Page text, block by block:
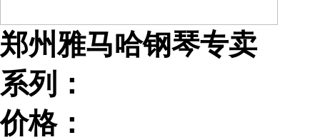
郑州雅马哈钢琴专卖
系列：
价格：